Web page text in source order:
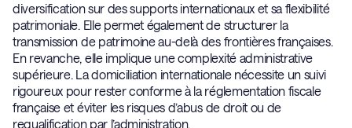
diversification sur des supports internationaux et sa flexibilité
patrimoniale. Elle permet également de structurer la
transmission de patrimoine au-delà des frontières françaises.
En revanche, elle implique une complexité administrative
supérieure. La domiciliation internationale nécessite un suivi
rigoureux pour rester conforme à la réglementation fiscale
française et éviter les risques d’abus de droit ou de
requalification par l’administration.